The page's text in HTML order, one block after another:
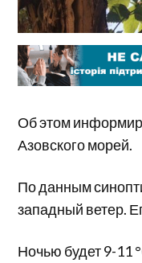
Об этом
Азовского морей.
По данным
западный ветер.
Ночью будет 9-11